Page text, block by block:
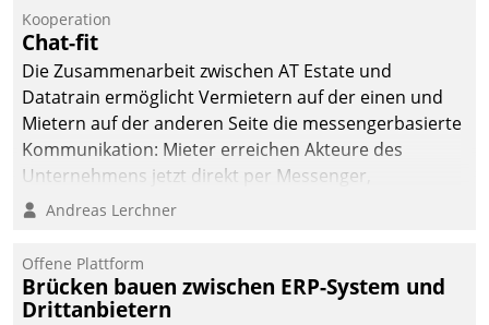
Einsparungen durch optimierte und automatisierte
Prozesse. Doch man darf nicht zu viel erwarten: Allein
mit der Einführung einer neuen Software ist es nicht
getan. Die Digitalisierung erfordert von Unternehmen
die Bereitschaft, sich zu überprüfen, zu hinterfragen
und zu verändern.
Kooperation
Chat-fit
Die Zusammenarbeit zwischen AT Estate und
Datatrain ermöglicht Vermietern auf der einen und
Mietern auf der anderen Seite die messengerbasierte
Kommunikation: Mieter erreichen Akteure des
Unternehmens jetzt direkt per Messenger,
Mitarbeiter oder Dienstleister empfangen oder
Andreas Lerchner
Offene Plattform
Brücken bauen zwischen ERP-System und
Drittanbietern